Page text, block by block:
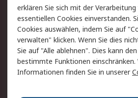
Rechtliches
AGB
Cookie-Richtlinie
Copyright/Impressum
erklären Sie sich mit der
essentiellen Cookies einverstanden.
Cookies auswählen, indem Sie auf
verwalten" klicken. Wenn Sie dies
Sie auf "Alle ablehnen". Dies kann
bestimmte Funktionen einschränken.
Informationen finden Sie in unserer